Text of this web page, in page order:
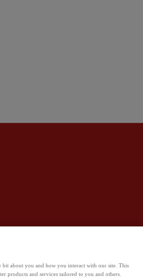
bit about you and how you interact with our site. This
products and services tailored to you and others.